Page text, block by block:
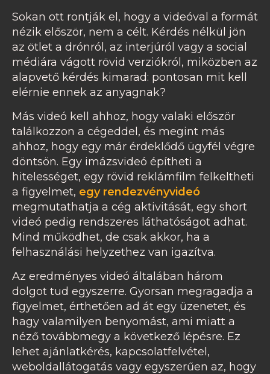
Sokan ott rontják el, hogy a videóval a formát
nézik először, nem a célt. Kérdés nélkül jön
az ötlet a drónról, az interjúról vagy a social
médiára vágott rövid verziókról, miközben az
alapvető kérdés kimarad: pontosan mit kell
elérnie ennek az anyagnak?
Más videó kell ahhoz, hogy valaki először
találkozzon a cégeddel, és megint más
ahhoz, hogy egy már érdeklődő ügyfél végre
döntsön. Egy imázsvideó építheti a
hitelességet, egy rövid reklámfilm felkeltheti
a figyelmet, egy rendezvényvideó
megmutathatja a cég aktivitását, egy short
videó pedig rendszeres láthatóságot adhat.
Mind működhet, de csak akkor, ha a
felhasználási helyzethez van igazítva.
Az eredményes videó általában három
dolgot tud egyszerre. Gyorsan megragadja a
figyelmet, érthetően ad át egy üzenetet, és
hagy valamilyen benyomást, ami miatt a
néző továbbmegy a következő lépésre. Ez
lehet ajánlatkérés, kapcsolatfelvétel,
weboldallátogatás vagy egyszerűen az, hogy